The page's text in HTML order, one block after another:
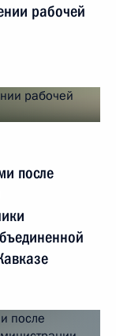
рабочей
после